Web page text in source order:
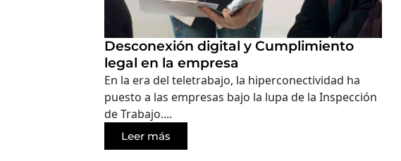
Desconexión digital y Cumplimiento
legal en la empresa
En la era del teletrabajo, la hiperconectividad ha
puesto a las empresas bajo la lupa de la Inspección
de Trabajo....
Leer más